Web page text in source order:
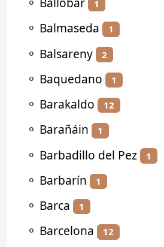
1
⚬ Balmaseda 1
⚬ Balsareny 2
⚬ Baquedano 1
⚬ Barakaldo 12
⚬ Barañáin 1
⚬ Barbadillo del Pez 1
⚬ Barbarín 1
⚬ Barca 1
⚬ Barcelona 12